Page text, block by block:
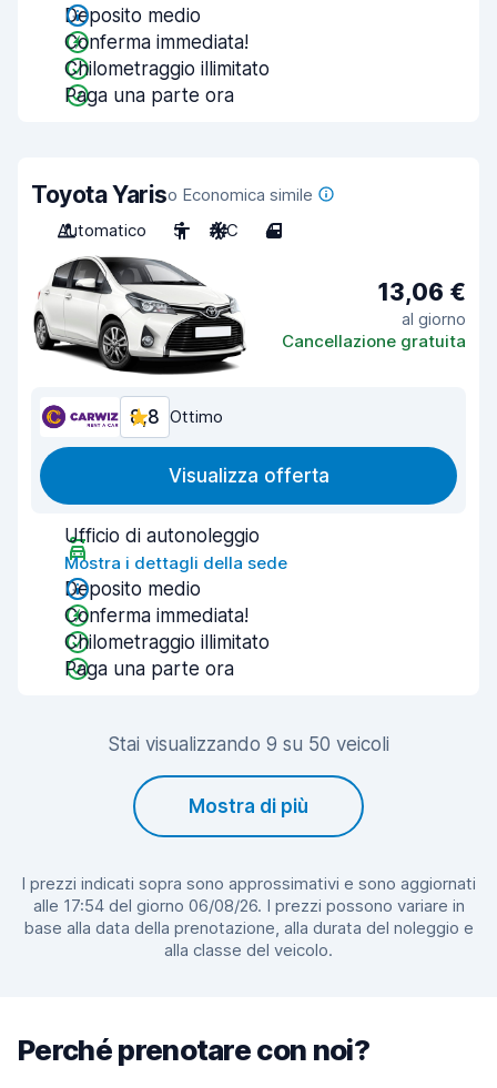
Deposito medio
Conferma immediata!
Chilometraggio illimitato
Paga una parte ora
Toyota Yariso Economica simile
Automatico
5 A/C 4
13,06 €
al giorno
Cancellazione gratuita
8,8 Ottimo
Visualizza offerta
Ufficio di autonoleggio
Mostra i dettagli della sede
Deposito medio
Conferma immediata!
Chilometraggio illimitato
Paga una parte ora
Stai visualizzando 9 su 50 veicoli
Mostra di più
I prezzi indicati sopra sono approssimativi e sono aggiornati
alle 17:54 del giorno 06/08/26. I prezzi possono variare in
base alla data della prenotazione, alla durata del noleggio e
alla classe del veicolo.
Perché prenotare con noi?